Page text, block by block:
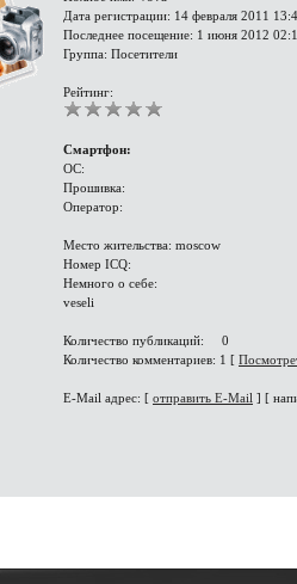
Дата регистрации: 14 февраля 2011
Последнее посещение: 1 июня 2012
Группа: Посетители
Рейтинг:
Смартфон:
ОС:
Прошивка:
Оператор:
Место жительства: moscow
Номер ICQ:
Немного о себе:
veseli
Количество публикаций: 0
Количество комментариев: 1 [
E-Mail адрес: [ отправить E-Mail ] [